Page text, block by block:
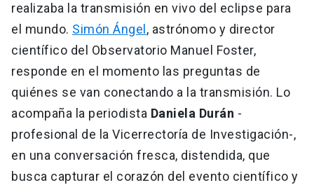
realizaba la transmisión en vivo del eclipse para
el mundo. Simón Ángel , astrónomo y director
científico del Observatorio Manuel Foster,
responde en el momento las preguntas de
quiénes se van conectando a la transmisión. Lo
acompaña la periodista Daniela Durán -
profesional de la Vicerrectoría de Investigación-,
en una conversación fresca, distendida, que
busca capturar el corazón del evento científico y